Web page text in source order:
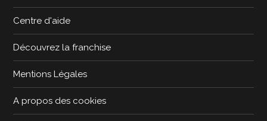
Centre d'aide
Découvrez la franchise
Mentions Légales
A propos des cookies